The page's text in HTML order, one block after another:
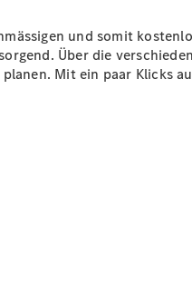
und somit
Über die
Mit ein paar Klicks